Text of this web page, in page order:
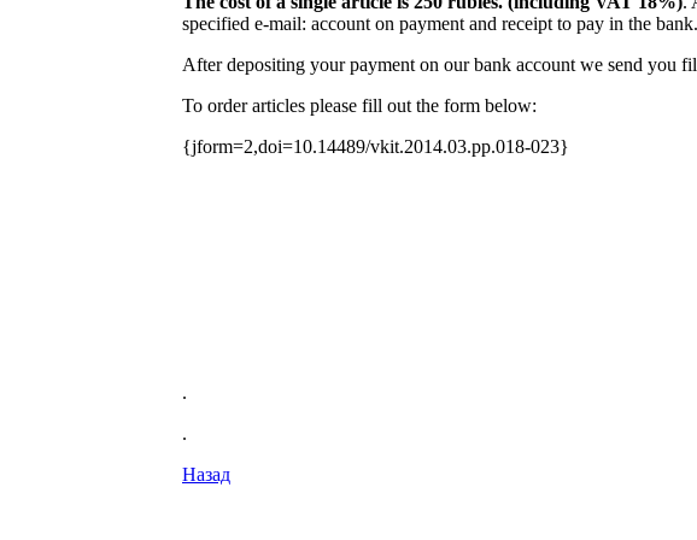
specified e-mail: account on payment and receipt to pay in the bank.
After depositing your payment on our bank account we send you
To order articles please fill out the form below:
{jform=2,doi=10.14489/vkit.2014.03.pp.018-023}
.
.
Назад